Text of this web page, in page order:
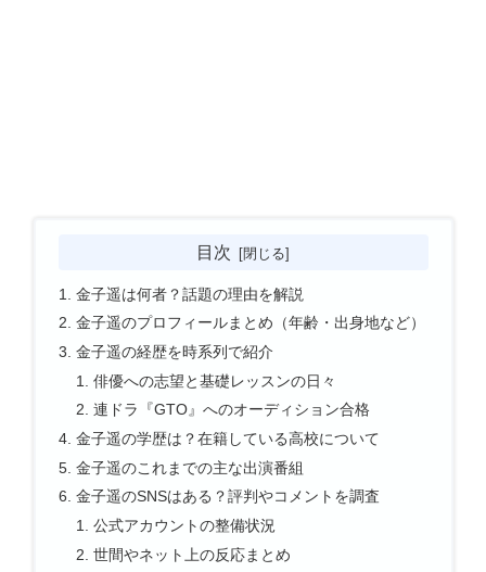
目次
金子遥は何者？話題の理由を解説
金子遥のプロフィールまとめ（年齢・出身地など）
金子遥の経歴を時系列で紹介
俳優への志望と基礎レッスンの日々
連ドラ『GTO』へのオーディション合格
金子遥の学歴は？在籍している高校について
金子遥のこれまでの主な出演番組
金子遥のSNSはある？評判やコメントを調査
公式アカウントの整備状況
世間やネット上の反応まとめ